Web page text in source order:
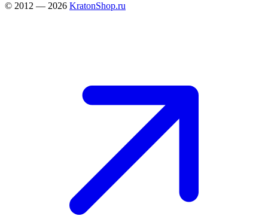
© 2012 — 2026 KratonShop.ru